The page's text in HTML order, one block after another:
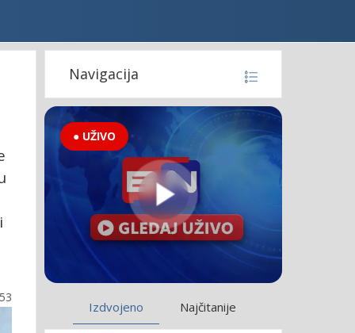
Navigacija
● UŽIVO
Izdvojeno Najčitanije